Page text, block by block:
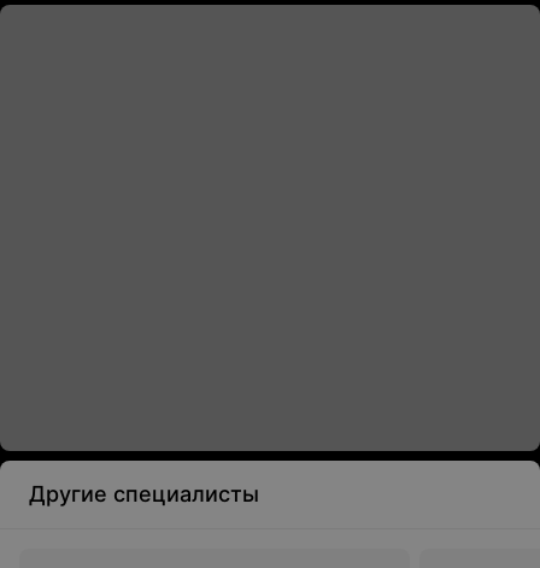
Другие специалисты